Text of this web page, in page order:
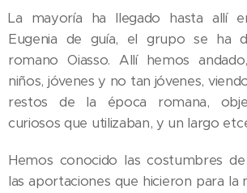
La mayoría ha llegado hasta allí
Eugenia de guía, el grupo se ha
romano Oiasso. Allí hemos
niños, jóvenes y no tan jóvenes,
restos de la época romana,
curiosos que utilizaban, y un largo
Hemos conocido las costumbres
las aportaciones que hicieron para la